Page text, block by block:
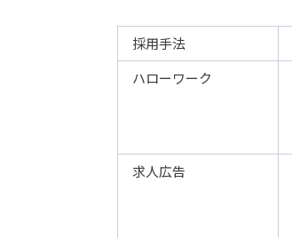
採用手法
ハローワーク
求人広告